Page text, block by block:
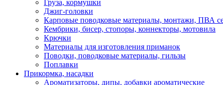
Груза, кормушки
Джиг-головки
Карповые поводковые материалы, монтажи, ПВА
Кембрики, бисер, стопоры, коннекторы, мотовила
Крючки
Материалы для изготовления приманок
Поводки, поводковые материалы, гильзы
Поплавки
Прикормка, насадки
Ароматизаторы, дипы, добавки ароматические